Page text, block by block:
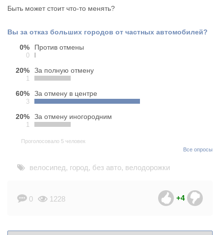
Быть может стоит что-то менять?
Вы за отказ больших городов от частных автомобилей?
0%
0
Против отмены
20%
1
За полную отмену
60%
3
За отмену в центре
20%
1
За отмену иногородним
Проголосовало 5 человек
Все опросы
велосипед, город, без авто, велодорожки
0 1228 +4